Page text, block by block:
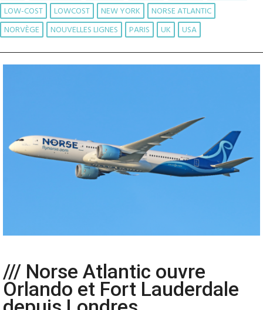
LOW-COST
LOWCOST NEW YORK
NORSE ATLANTIC
NORVÈGE
NOUVELLES LIGNES PARIS UK USA
/// Norse Atlantic ouvre
Orlando et Fort Lauderdale